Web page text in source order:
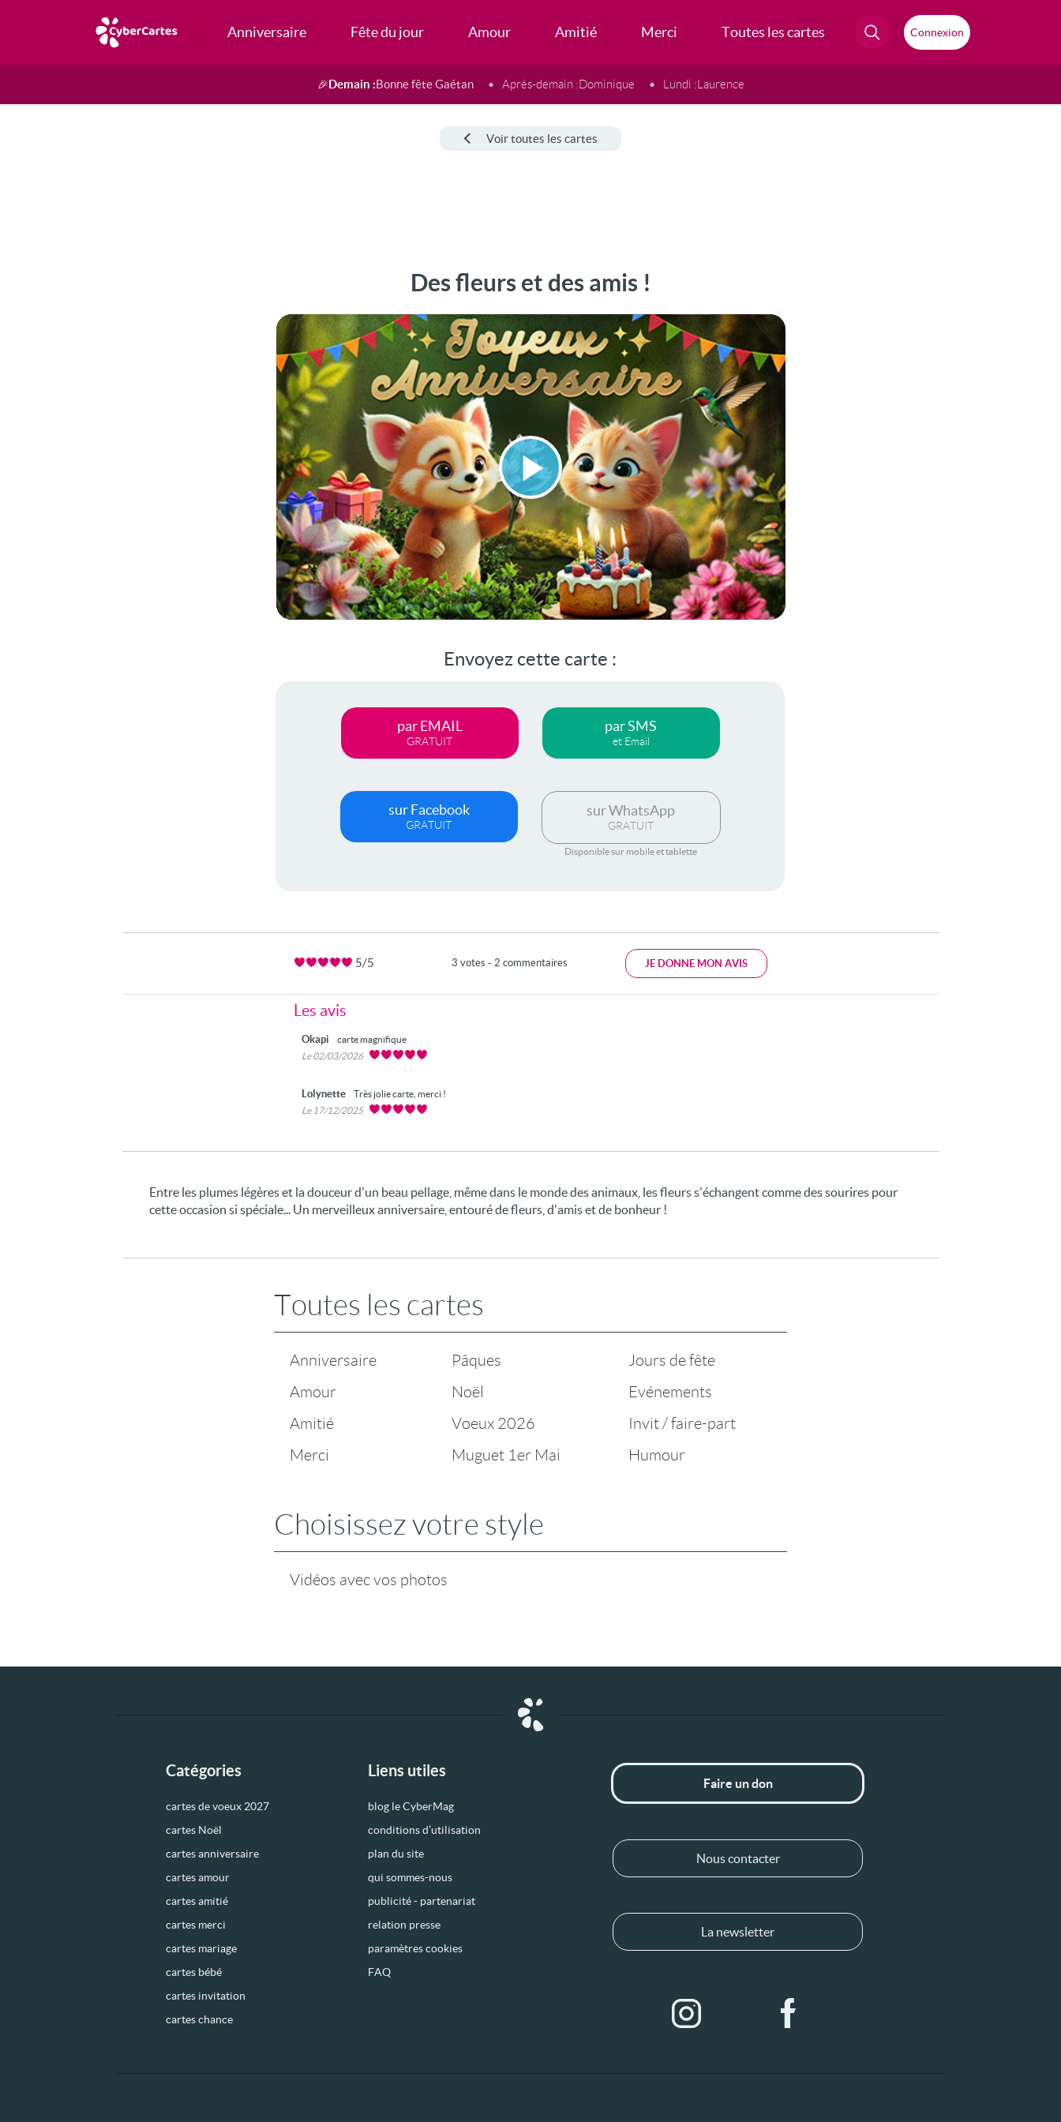
Anniversaire Fête du jour Amour Amitié Merci Toutes les cartes Connexion
🎉Demain :Bonne fête Gaétan Après-demain :Dominique Lundi :Laurence
Voir toutes les cartes
Des fleurs et des amis !
Lire
la
vidéo
Envoyez cette carte :
par EMAIL
GRATUIT
par SMS
et Email
sur Facebook
GRATUIT
sur WhatsApp
GRATUIT
Disponible sur mobile et tablette
5/5 3 votes - 2 commentaires JE DONNE MON AVIS
Les avis
Okapi
carte magnifique
Le 02/03/2026
Lolynette
Très jolie carte, merci !
Le 17/12/2025
Entre les plumes légères et la douceur d'un beau pellage, même dans le monde des animaux, les fleurs s'échangent comme des sourires pour
cette occasion si spéciale... Un merveilleux anniversaire, entouré de fleurs, d'amis et de bonheur !
Toutes les cartes
Anniversaire
Amour
Amitié
Merci
Pâques
Noël
Voeux 2026
Muguet 1er Mai
Jours de fête
Evénements
Invit / faire-part
Humour
Choisissez votre style
Vidéos avec vos photos
Catégories
cartes de voeux 2027
cartes Noël
cartes anniversaire
cartes amour
cartes amitié
cartes merci
cartes mariage
cartes bébé
cartes invitation
cartes chance
Liens utiles
blog le CyberMag
conditions d’utilisation
plan du site
qui sommes-nous
publicité - partenariat
relation presse
paramètres cookies
FAQ
Faire un don
Nous contacter
La newsletter